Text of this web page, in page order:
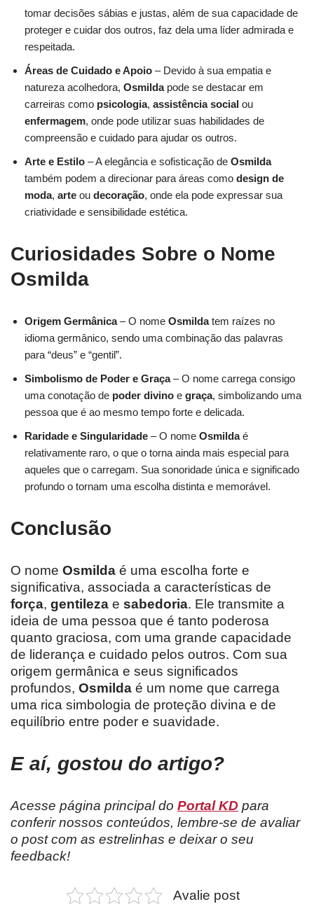
tomar decisões sábias e justas, além de sua capacidade de
proteger e cuidar dos outros, faz dela uma líder admirada e
respeitada.
Áreas de Cuidado e Apoio – Devido à sua empatia e
natureza acolhedora, Osmildapode se destacar em
carreiras como psicologia, assistência social ou
enfermagem, onde pode utilizar suas habilidades de
compreensão e cuidado para ajudar os outros.
Arte e Estilo – A elegância e sofisticação de Osmilda
também podem a direcionar para áreas como design de
moda, arte ou decoração, onde ela pode expressar sua
criatividade e sensibilidade estética.
Curiosidades Sobre o Nome
Osmilda
Origem Germânica– O nome Osmildatem raízes no
idioma germânico, sendo uma combinação das palavras
para “deus” e “gentil”.
Simbolismo de Poder e Graça– O nome carrega consigo
uma conotação de poder divino e graça, simbolizando uma
pessoa que é ao mesmo tempo forte e delicada.
Raridade e Singularidade – O nome Osmildaé
relativamente raro, o que o torna ainda mais especial para
aqueles que o carregam. Sua sonoridade única e significado
profundo o tornam uma escolha distinta e memorável.
Conclusão
O nome Osmilda é uma escolha forte e
significativa, associada a características de
força, gentileza e sabedoria. Ele transmite a
ideia de uma pessoa que é tanto poderosa
quanto graciosa, com uma grande capacidade
de liderança e cuidado pelos outros. Com sua
origem germânica e seus significados
profundos, Osmilda é um nome que carrega
uma rica simbologia de proteção divina e de
equilíbrio entre poder e suavidade.
E aí, gostou do artigo?
Acesse página principal do Portal KD para
conferir nossos conteúdos, lembre-se de avaliar
o post com as estrelinhas e deixar o seu
feedback!
Avalie post